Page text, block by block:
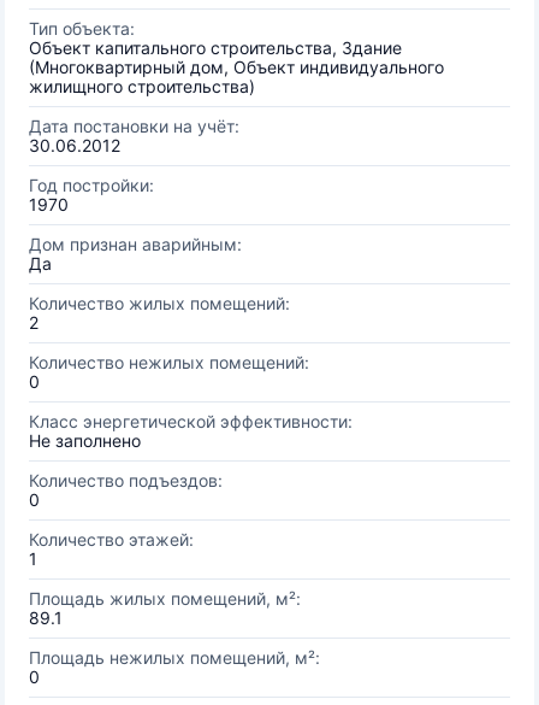
Тип объекта:
Объект капитального строительства, Здание
(Многоквартирный дом, Объект индивидуального
жилищного строительства)
Дата постановки на учёт:
30.06.2012
Год постройки:
1970
Дом признан аварийным:
Да
Количество жилых помещений:
2
Количество нежилых помещений:
0
Класс энергетической эффективности:
Не заполнено
Количество подъездов:
0
Количество этажей:
1
Площадь жилых помещений, м²:
89.1
Площадь нежилых помещений, м²:
0